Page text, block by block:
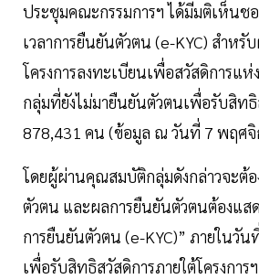
ประชุมคณะกรรมการฯ ได้มีมติเห็นช
เวลาการยืนยันตัวตน (e-KYC) สำห
โครงการลงทะเบียนเพื่อสวัสดิการแ
กลุ่มที่ยังไม่มายืนยันตัวตนเพื่อรับสิท
878,431 คน (ข้อมูล ณ วันที่ 7 พฤศจิ
โดยผู้ผ่านคุณสมบัติกลุ่มดังกล่าวจะต้
ตัวตน และผลการยืนยันตัวตนต้องแส
การยืนยันตัวตน (e-KYC)” ภายในวั
เพื่อรับสิทธิสวัสดิการภายใต้โครงกา